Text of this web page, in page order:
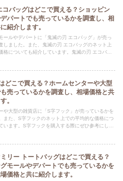
コバッグはどこで買える？ショッピン
パートでも売っているかを調査し、相
紹介します。
ールやデパートに「鬼滅の刃 エコバッグ」が売っ
しました。また、鬼滅の刃 エコバッグのネット上
格についても紹介しています。鬼滅の刃 エコバッ
どこで買える？ホームセンターや大型
売っているかを調査し、相場価格と共
。
や大型の雑貨店に「S字フック」が売っているかを
また、S字フックのネット上での平均的な価格につ
います。S字フックを購入する際にぜひ参考にして
リー トートバッグはどこで買える？
モールやデパートでも売っているかを
価格と共に紹介します。